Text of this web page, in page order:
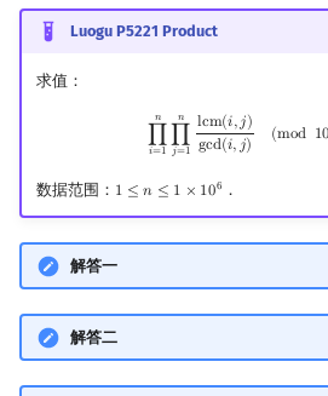
Luogu P5221 Product
求值：
𝑛
∏
𝑖=1
𝑛
∏
𝑗=1
lcm(𝑖,𝑗)
gcd(𝑖,𝑗) (mod 1
1n∏j=1 nlcm(i ,j)
数据范围： 1 ≤ 𝑛 ≤ 1 × 106
1≤n ≤1 ×106 ．
解答一
解答二